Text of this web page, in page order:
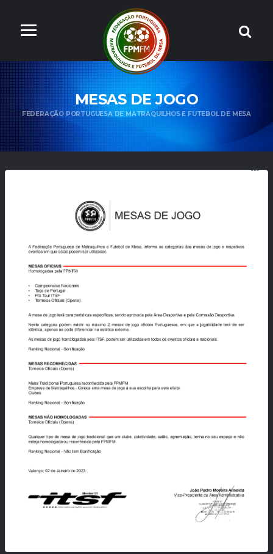
MESAS DE JOGO
FEDERAÇÃO PORTUGUESA DE MATRAQUILHOS E FUTEBOL DE MESA